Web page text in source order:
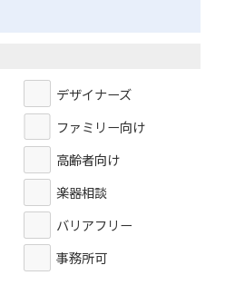
デザイナーズ
ファミリー向け
高齢者向け
楽器相談
バリアフリー
事務所可